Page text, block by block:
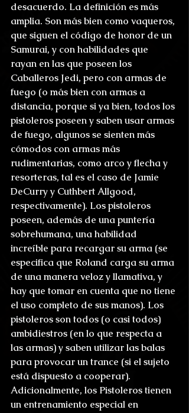
desacuerdo. La definición es más
amplia. Son más bien como vaqueros,
que siguen el código de honor de un
Samurai, y con habilidades que
rayan en las que poseen los
Caballeros Jedi, pero con armas de
fuego (o más bien con armas a
distancia, porque si ya bien, todos los
pistoleros poseen y saben usar armas
de fuego, algunos se sienten más
cómodos con armas más
rudimentarias, como arco y flecha y
resorteras, tal es el caso de Jamie
DeCurry y Cuthbert Allgood,
respectivamente). Los pistoleros
poseen, además de una puntería
sobrehumana, una habilidad
increíble para recargar su arma (se
especifica que Roland carga su arma
de una manera veloz y llamativa, y
hay que tomar en cuenta que no tiene
el uso completo de sus manos). Los
pistoleros son todos (o casi todos)
ambidiestros (en lo que respecta a
las armas) y saben utilizar las balas
para provocar un trance (si el sujeto
está dispuesto a cooperar).
Adicionalmente, los Pistoleros tienen
un entrenamiento especial en